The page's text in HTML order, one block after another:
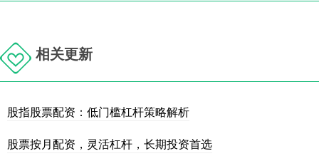
相关更新
股指股票配资：低门槛杠杆策略解析
股票按月配资，灵活杠杆，长期投资首选